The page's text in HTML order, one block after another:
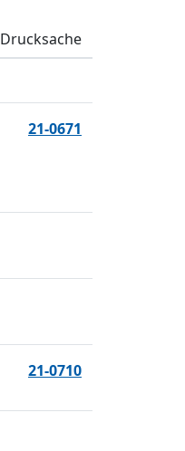
Drucksache
21-0671
21-0710